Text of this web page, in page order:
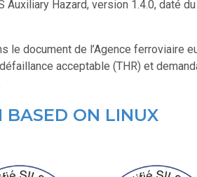
Auxiliary Hazard, version 1.4.0, daté
le document de l’Agence ferroviaire
acceptable (THR) et
BASED ON LINUX